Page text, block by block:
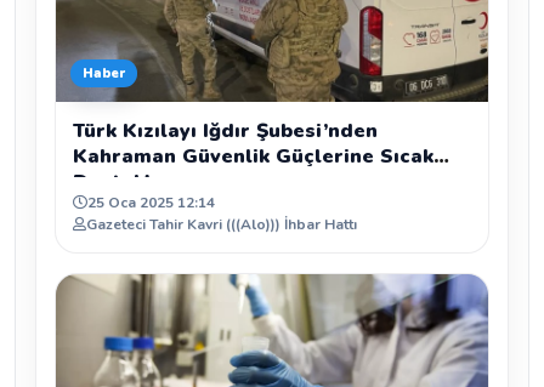
Haber
Türk Kızılayı Iğdır Şubesi’nden
Kahraman Güvenlik Güçlerine Sıcak
Destek!
25 Oca 2025 12:14
Gazeteci Tahir Kavri (((Alo))) İhbar Hattı